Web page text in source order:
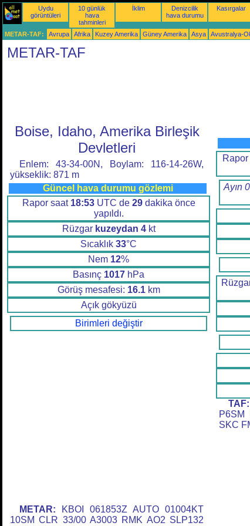
Uydu
görüntüleri
10 günlük
hava
tahminleri
İklim
Denizcilik
hava durumu
Kasırgalar
METAR-TAF: Avrupa Afrika Kuzey Amerika Güney Amerika Asya Avustralya-
METAR-TAF
Boise, Idaho, Amerika Birleşik
Devletleri
Enlem: 43-34-00N, Boylam: 116-14-26W,
yükseklik: 871 m
Güncel hava durumu gözlemi
Rapor saat 18:53UTC de 29dakika önce
yapıldı.
Rüzgar kuzeydan 4kt
Sıcaklık 33°C
Nem 12%
Basınç 1017 hPa
Görüş mesafesi: 16.1km
Açık gökyüzü
Birimleri değiştir
METAR: KBOI 061853Z AUTO 01004KT
10SM CLR 33/00 A3003 RMK AO2 SLP132
Ayın
TAF:
P6SM
SKC